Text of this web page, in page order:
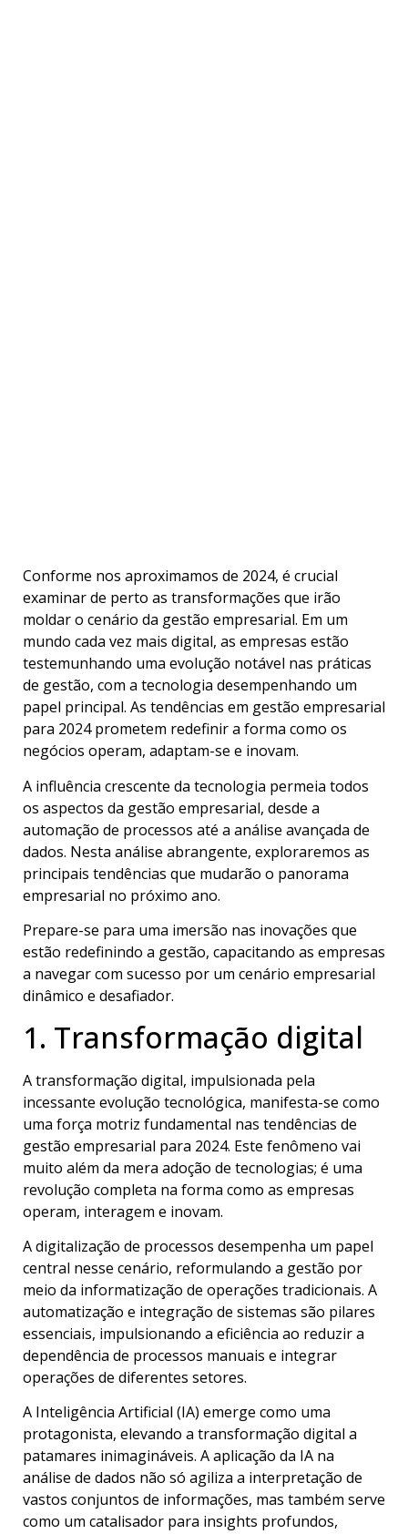
Conforme nos aproximamos de 2024, é crucial
examinar de perto as transformações que irão
moldar o cenário da gestão empresarial. Em um
mundo cada vez mais digital, as empresas estão
testemunhando uma evolução notável nas práticas
de gestão, com a tecnologia desempenhando um
papel principal. As tendências em gestão empresarial
para 2024 prometem redefinir a forma como os
negócios operam, adaptam-se e inovam.
A influência crescente da tecnologia permeia todos
os aspectos da gestão empresarial, desde a
automação de processos até a análise avançada de
dados. Nesta análise abrangente, exploraremos as
principais tendências que mudarão o panorama
empresarial no próximo ano.
Prepare-se para uma imersão nas inovações que
estão redefinindo a gestão, capacitando as empresas
a navegar com sucesso por um cenário empresarial
dinâmico e desafiador.
1. Transformação digital
A transformação digital, impulsionada pela
incessante evolução tecnológica, manifesta-se como
uma força motriz fundamental nas tendências de
gestão empresarial para 2024. Este fenômeno vai
muito além da mera adoção de tecnologias; é uma
revolução completa na forma como as empresas
operam, interagem e inovam.
A digitalização de processos desempenha um papel
central nesse cenário, reformulando a gestão por
meio da informatização de operações tradicionais. A
automatização e integração de sistemas são pilares
essenciais, impulsionando a eficiência ao reduzir a
dependência de processos manuais e integrar
operações de diferentes setores.
A Inteligência Artificial (IA) emerge como uma
protagonista, elevando a transformação digital a
patamares inimagináveis. A aplicação da IA na
análise de dados não só agiliza a interpretação de
vastos conjuntos de informações, mas também serve
como um catalisador para insights profundos,